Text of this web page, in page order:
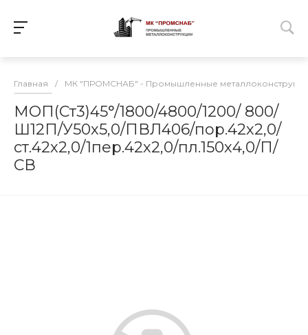
Главная / МК "ПРОМСНАБ" - Промышленные
МОП(Ст3)45°/1800/4800/1200/ 800/
Ш12П/У50х5,0/ПВЛ406/пор.42х2,0/
ст.42х2,0/1пер.42х2,0/пл.150х4,0/П/
СВ